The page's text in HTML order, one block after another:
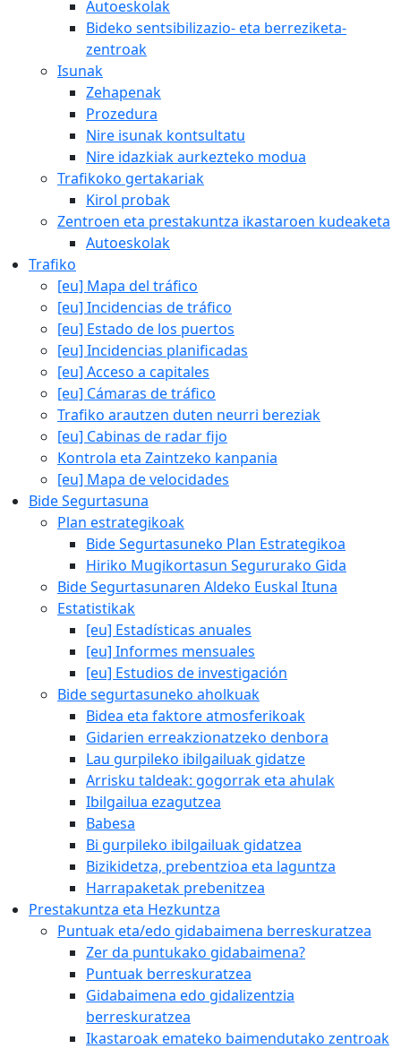
Autoeskolak
Bideko sentsibilizazio- eta berreziketa-
zentroak
Isunak
Zehapenak
Prozedura
Nire isunak kontsultatu
Nire idazkiak aurkezteko modua
Trafikoko gertakariak
Kirol probak
Zentroen eta prestakuntza ikastaroen kudeaketa
Autoeskolak
Trafiko
[eu] Mapa del tráfico
[eu] Incidencias de tráfico
[eu] Estado de los puertos
[eu] Incidencias planificadas
[eu] Acceso a capitales
[eu] Cámaras de tráfico
Trafiko arautzen duten neurri bereziak
[eu] Cabinas de radar fijo
Kontrola eta Zaintzeko kanpania
[eu] Mapa de velocidades
Bide Segurtasuna
Plan estrategikoak
Bide Segurtasuneko Plan Estrategikoa
Hiriko Mugikortasun Segururako Gida
Bide Segurtasunaren Aldeko Euskal Ituna
Estatistikak
[eu] Estadísticas anuales
[eu] Informes mensuales
[eu] Estudios de investigación
Bide segurtasuneko aholkuak
Bidea eta faktore atmosferikoak
Gidarien erreakzionatzeko denbora
Lau gurpileko ibilgailuak gidatze
Arrisku taldeak: gogorrak eta ahulak
Ibilgailua ezagutzea
Babesa
Bi gurpileko ibilgailuak gidatzea
Bizikidetza, prebentzioa eta laguntza
Harrapaketak prebenitzea
Prestakuntza eta Hezkuntza
Puntuak eta/edo gidabaimena berreskuratzea
Zer da puntukako gidabaimena?
Puntuak berreskuratzea
Gidabaimena edo gidalizentzia
berreskuratzea
Ikastaroak emateko baimendutako zentroak